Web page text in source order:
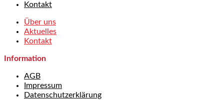
Kontakt
Über uns
Aktuelles
Kontakt
Information
AGB
Impressum
Datenschutzerklärung